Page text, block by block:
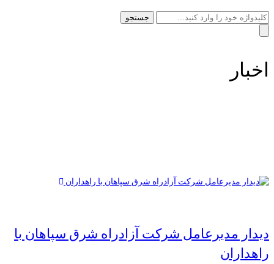
جستجو
اخبار
دیدار مدیرعامل شرکت آزادراه شرق سپاهان با
راهداران